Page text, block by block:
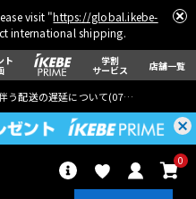
visit "https://global.ikebe-
international shipping.
ト 学割
サービス 店舗一覧
う配送の遅延について(07月29日
0